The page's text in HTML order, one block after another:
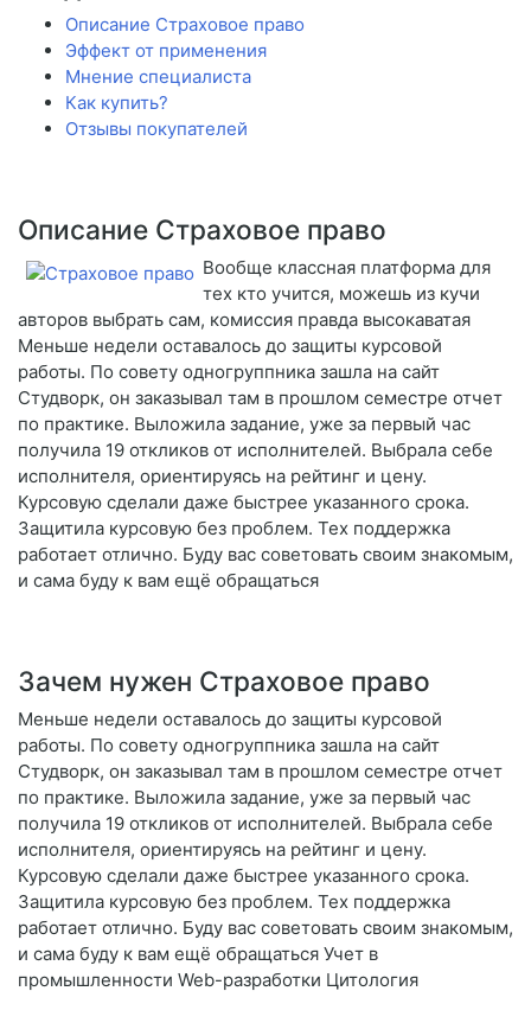
Описание Страховое право
Эффект от применения
Мнение специалиста
Как купить?
Отзывы покупателей
Описание Страховое право
Вообще классная платформа для
тех кто учится, можешь из кучи
авторов выбрать сам, комиссия правда высокаватая
Меньше недели оставалось до защиты курсовой
работы. По совету одногруппника зашла на сайт
Студворк, он заказывал там в прошлом семестре отчет
по практике. Выложила задание, уже за первый час
получила 19 откликов от исполнителей. Выбрала себе
исполнителя, ориентируясь на рейтинг и цену.
Курсовую сделали даже быстрее указанного срока.
Защитила курсовую без проблем. Тех поддержка
работает отлично. Буду вас советовать своим знакомым,
и сама буду к вам ещё обращаться
Зачем нужен Страховое право
Меньше недели оставалось до защиты курсовой
работы. По совету одногруппника зашла на сайт
Студворк, он заказывал там в прошлом семестре отчет
по практике. Выложила задание, уже за первый час
получила 19 откликов от исполнителей. Выбрала себе
исполнителя, ориентируясь на рейтинг и цену.
Курсовую сделали даже быстрее указанного срока.
Защитила курсовую без проблем. Тех поддержка
работает отлично. Буду вас советовать своим знакомым,
и сама буду к вам ещё обращаться Учет в
промышленности Web-разработки Цитология